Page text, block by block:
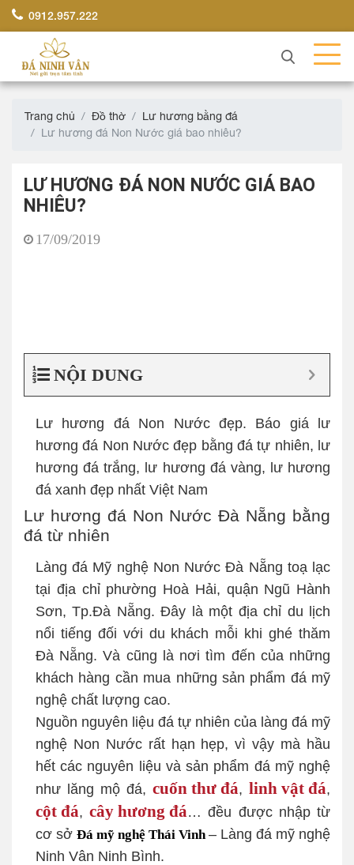
0912.957.222
Trang chủ Đồ thờ
Lư hương bằng đá
Lư hương đá Non Nước giá bao nhiêu?
LƯ HƯƠNG ĐÁ NON NƯỚC GIÁ BAO
NHIÊU?
17/09/2019
NỘI DUNG
Lư hương đá Non Nước đẹp. Báo giá lư
hương đá Non Nước đẹp bằng đá tự nhiên, lư
hương đá trắng, lư hương đá vàng, lư hương
đá xanh đẹp nhất Việt Nam
Lư hương đá Non Nước Đà Nẵng bằng
đá từ nhiên
Làng đá Mỹ nghệ Non Nước Đà Nẵng toạ lạc
tại địa chỉ phường Hoà Hải, quận Ngũ Hành
Sơn, Tp.Đà Nẵng. Đây là một địa chỉ du lịch
nổi tiếng đối với du khách mỗi khi ghé thăm
Đà Nẵng. Và cũng là nơi tìm đến của những
khách hàng cần mua những sản phẩm đá mỹ
nghệ chất lượng cao.
Nguồn nguyên liệu đá tự nhiên của làng đá mỹ
nghệ Non Nước rất hạn hẹp, vì vậy mà hầu
hết các nguyên liệu và sản phẩm đá mỹ nghệ
như lăng mộ đá, cuốn thư đá, linh vật đá,
cột đá,cây hương đá… đều được nhập từ
cơ sở Đá mỹ nghệ Thái Vinh – Làng đá mỹ nghệ
Ninh Vân Ninh Bình.